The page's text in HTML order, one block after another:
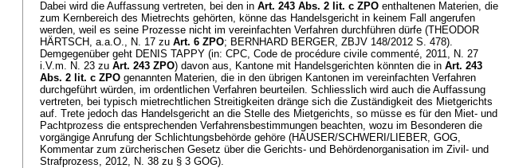
Dabei wird die Auffassung vertreten, bei den in Art. 243 Abs. 2 lit. c ZPO enthaltenen Materien, die
zum Kernbereich des Mietrechts gehörten, könne das Handelsgericht in keinem Fall angerufen
werden, weil es seine Prozesse nicht im vereinfachten Verfahren durchführen dürfe (THEODOR
HÄRTSCH, a.a.O., N. 17 zu Art. 6 ZPO; BERNHARD BERGER, ZBJV 148/2012 S. 478).
Demgegenüber geht DENIS TAPPY (in: CPC, Code de procédure civile commenté, 2011, N. 27
i.V.m. N. 23 zu Art. 243 ZPO) davon aus, Kantone mit Handelsgerichten könnten die in Art. 243
Abs. 2 lit. c ZPO genannten Materien, die in den übrigen Kantonen im vereinfachten Verfahren
durchgeführt würden, im ordentlichen Verfahren beurteilen. Schliesslich wird auch die Auffassung
vertreten, bei typisch mietrechtlichen Streitigkeiten dränge sich die Zuständigkeit des Mietgerichts
auf. Trete jedoch das Handelsgericht an die Stelle des Mietgerichts, so müsse es für den Miet- und
Pachtprozess die entsprechenden Verfahrensbestimmungen beachten, wozu im Besonderen die
vorgängige Anrufung der Schlichtungsbehörde gehöre (HAUSER/SCHWERI/LIEBER, GOG,
Kommentar zum zürcherischen Gesetz über die Gerichts- und Behördenorganisation im Zivil- und
Strafprozess, 2012, N. 38 zu § 3 GOG).